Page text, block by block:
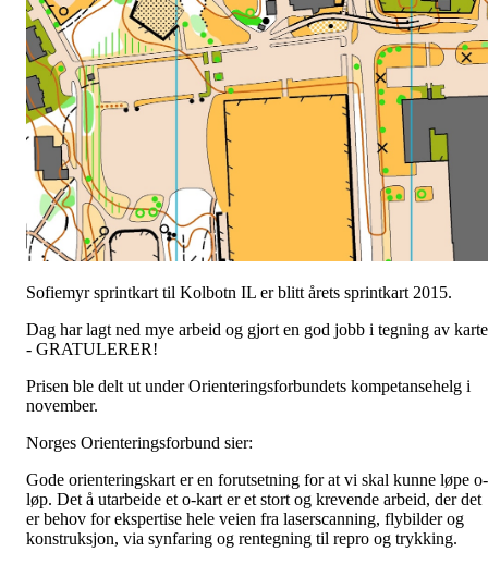
Sofiemyr sprintkart til Kolbotn IL er blitt årets sprintkart 2015.
Dag har lagt ned mye arbeid og gjort en god jobb i tegning av
- GRATULERER!
Prisen ble delt ut under Orienteringsforbundets kompetansehelg i
november.
Norges Orienteringsforbund sier:
Gode orienteringskart er en forutsetning for at vi skal kunne løpe o-
løp. Det å utarbeide et o-kart er et stort og krevende arbeid, der det
er behov for ekspertise hele veien fra laserscanning, flybilder og
konstruksjon, via synfaring og rentegning til repro og trykking.